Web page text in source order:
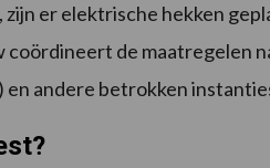
er elektrische hekken
coördineert de maatregelen
andere betrokken